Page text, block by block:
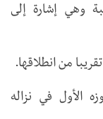
وهي إشارة إلى
من انطلاقها.
عمره 23 عاما فوزه الأول في نزاله